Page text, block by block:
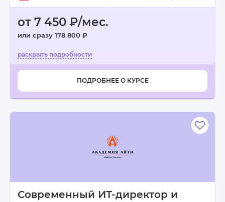
от 7 450 ₽/мес.
или сразу 178 800 ₽
ПОДРОБНЕЕ О КУРСЕ
Современный ИТ-директор и